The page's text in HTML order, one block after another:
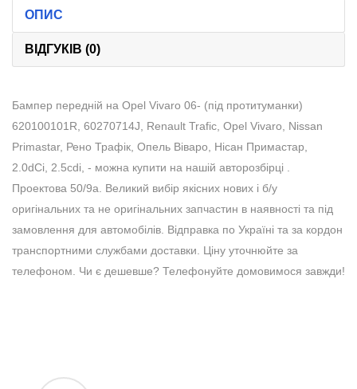
ОПИС
ВІДГУКІВ (0)
Бампер передній на Opel Vivaro 06- (під протитуманки)
620100101R, 60270714J, Renault Trafic, Opel Vivaro, Nissan
Primastar, Рено Трафік, Опель Віваро, Нісан Примастар,
2.0dCi, 2.5cdi, - можна купити на нашій авторозбірці .
Проектова 50/9а. Великий вибір якісних нових і б/у
оригінальних та не оригінальних запчастин в наявності та під
замовлення для автомобілів. Відправка по Україні та за кордон
транспортними службами доставки. Ціну уточнюйте за
телефоном. Чи є дешевше? Телефонуйте домовимося завжди!